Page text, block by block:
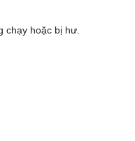
hoặc bị hư.